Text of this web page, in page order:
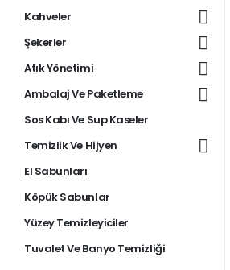
Kahveler
Şekerler
Atık Yönetimi
Ambalaj Ve Paketleme
Sos Kabı Ve Sup Kaseler
Temizlik Ve Hijyen
El Sabunları
Köpük Sabunlar
Yüzey Temizleyiciler
Tuvalet Ve Banyo Temizliği